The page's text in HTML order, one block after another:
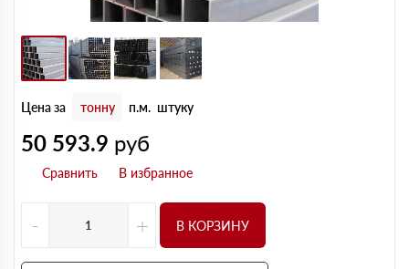
Цена за тонну п.м. штуку
50 593.9 руб
- + В КОРЗИНУ